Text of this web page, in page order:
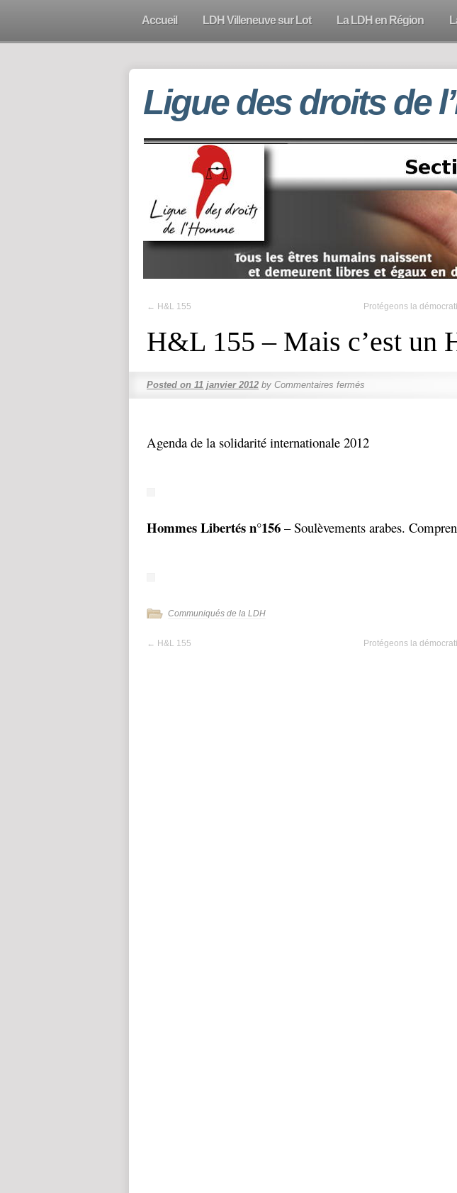
Accueil LDH Villeneuve sur Lot La LDH en Région
Ligue des droits de
← H&L 155 Protégeons la
H&L 155 – Mais c’est un
Posted on 11 janvier 2012 by Commentaires fermés
Agenda de la solidarité internationale 2012
Hommes Libertés n°156 – Soulèvements arabes.
Communiqués de la LDH
← H&L 155 Protégeons la